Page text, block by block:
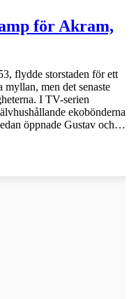
för Akram,
flydde storstaden för ett
men det senaste
I TV-serien
ekobönderna
öppnade Gustav och…